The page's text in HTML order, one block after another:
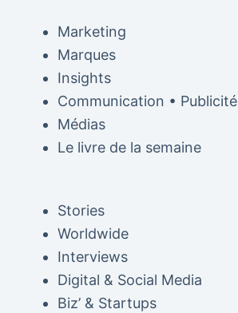
Marketing
Marques
Insights
Communication • Publicité
Médias
Le livre de la semaine
Stories
Worldwide
Interviews
Digital & Social Media
Biz’ & Startups